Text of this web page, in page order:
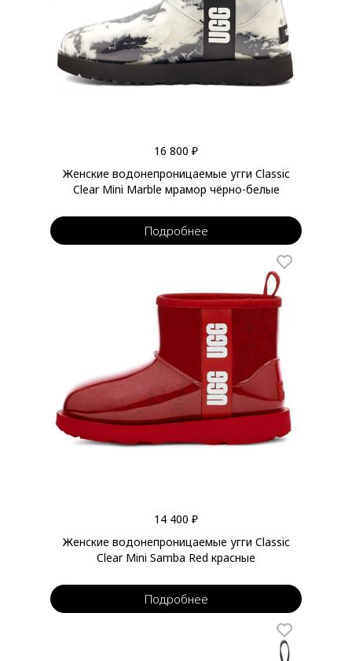
16 800 ₽
Женские водонепроницаемые угги Classic
Clear Mini Marble мрамор чёрно-белые
Подробнее
14 400 ₽
Женские водонепроницаемые угги Classic
Clear Mini Samba Red красные
Подробнее